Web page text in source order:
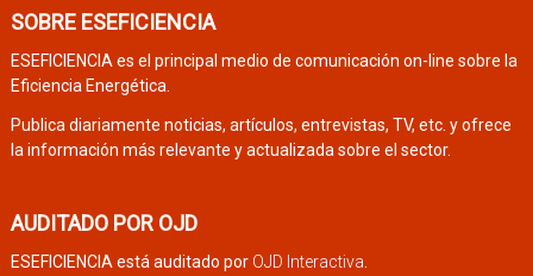
SOBRE ESEFICIENCIA
ESEFICIENCIA es el principal medio de comunicación on-line sobre la
Eficiencia Energética.
Publica diariamente noticias, artículos, entrevistas, TV, etc. y ofrece
la información más relevante y actualizada sobre el sector.
AUDITADO POR OJD
ESEFICIENCIA está auditado por OJD Interactiva